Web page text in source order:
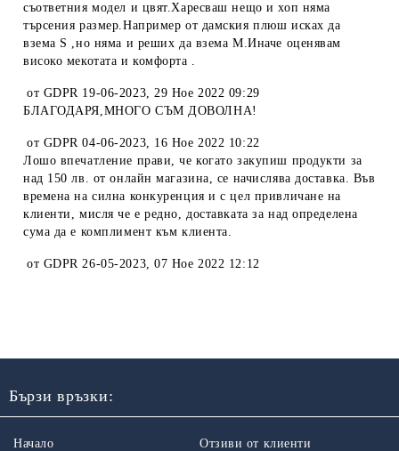
съответния модел и цвят.Харесваш нещо и хоп няма
търсения размер.Например от дамския плюш исках да
взема S ,но няма и реших да взема М.Иначе оценявам
високо мекотата и комфорта .
от GDPR 19-06-2023,29 Ное 2022 09:29
БЛАГОДАРЯ,МНОГО СЪМ ДОВОЛНА!
от GDPR 04-06-2023, 16 Ное 2022 10:22
Лошо впечатление прави, че когато закупиш продукти за
над 150 лв. от онлайн магазина, се начислява доставка. Във
времена на силна конкуренция и с цел привличане на
клиенти, мисля че е редно, доставката за над определена
сума да е комплимент към клиента.
от GDPR 26-05-2023,07 Ное 2022 12:12
Бързи връзки:
Начало Отзиви от клиенти